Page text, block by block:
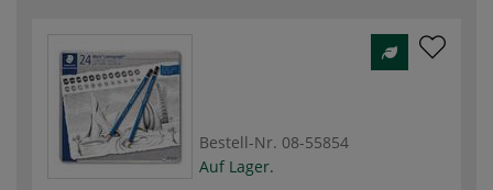
Bestell-Nr. 08-55854
Auf Lager.